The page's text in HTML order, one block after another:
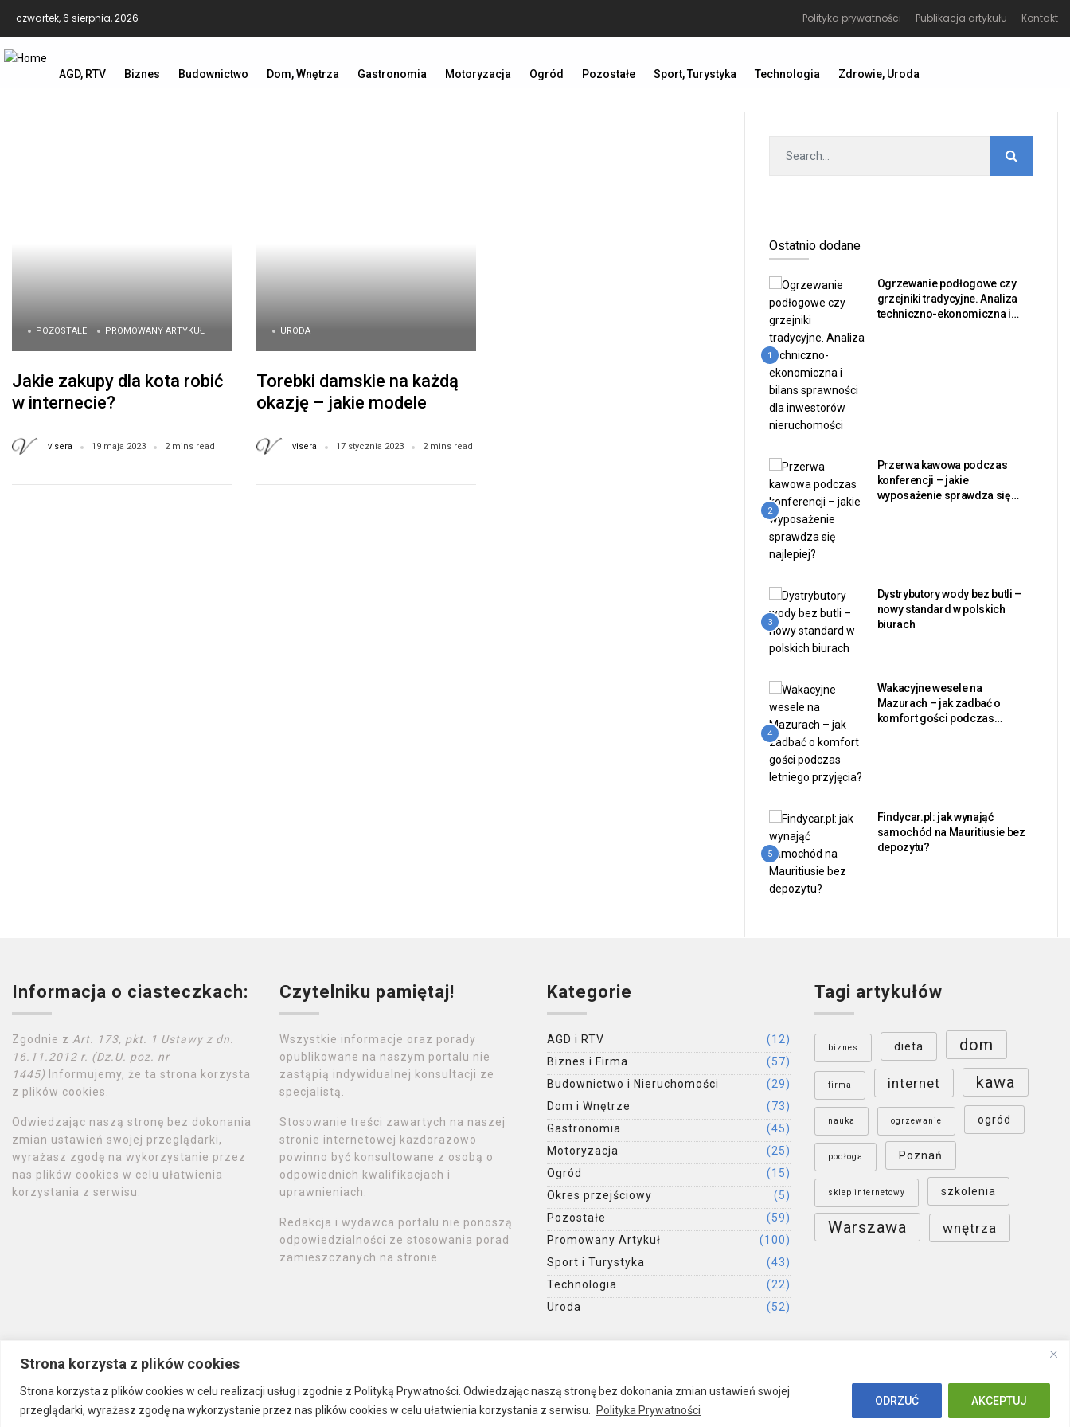
Strona korzysta z plików cookies
Strona korzysta z plików cookies w celu realizacji usług i zgodnie z Polityką Prywatności. Odwiedzając naszą stronę bez dokonania zmian ustawień swojej
przeglądarki, wyrażasz zgodę na wykorzystanie przez nas plików cookies w celu ułatwienia korzystania z serwisu.
Polityka Prywatności
ODRZUĆ AKCEPTUJ
czwartek, 6 sierpnia, 2026 Polityka prywatności Publikacja artykułu Kontakt
AGD, RTV Biznes Budownictwo Dom, Wnętrza Gastronomia Motoryzacja Ogród Pozostałe Sport, Turystyka Technologia Zdrowie, Uroda
POZOSTAŁE PROMOWANY ARTYKUŁ
Jakie zakupy dla kota robić
w internecie?
visera 19 maja 2023 2 mins read
URODA
Torebki damskie na każdą
okazję – jakie modele
visera 17 stycznia 2023 2 mins read
Ostatnio dodane
1
Ogrzewanie podłogowe czy
grzejniki tradycyjne. Analiza
techniczno-ekonomiczna i
2
Przerwa kawowa podczas
konferencji – jakie
wyposażenie sprawdza się
3
Dystrybutory wody bez butli –
nowy standard w polskich
biurach
4
Wakacyjne wesele na
Mazurach – jak zadbać o
komfort gości podczas
5
Findycar.pl: jak wynająć
samochód na Mauritiusie bez
depozytu?
Informacja o ciasteczkach:
Zgodnie z Art. 173, pkt. 1 Ustawy z dn.
16.11.2012 r. (Dz.U. poz. nr
1445) Informujemy, że ta strona korzysta
z plików cookies.
Odwiedzając naszą stronę bez dokonania
zmian ustawień swojej przeglądarki,
wyrażasz zgodę na wykorzystanie przez
nas plików cookies w celu ułatwienia
korzystania z serwisu.
Czytelniku pamiętaj!
Wszystkie informacje oraz porady
opublikowane na naszym portalu nie
zastąpią indywidualnej konsultacji ze
specjalistą.
Stosowanie treści zawartych na naszej
stronie internetowej każdorazowo
powinno być konsultowane z osobą o
odpowiednich kwalifikacjach i
uprawnieniach.
Redakcja i wydawca portalu nie ponoszą
odpowiedzialności ze stosowania porad
zamieszczanych na stronie.
Kategorie
AGD i RTV
(12)
Biznes i Firma
(57)
Budownictwo i Nieruchomości
(29)
Dom i Wnętrze
(73)
Gastronomia
(45)
Motoryzacja
(25)
Ogród
(15)
Okres przejściowy
(5)
Pozostałe
(59)
Promowany Artykuł
(100)
Sport i Turystyka
(43)
Technologia
(22)
Uroda
(52)
Tagi artykułów
biznes dieta dom
firma internet kawa
nauka ogrzewanie ogród
podłoga Poznań
sklep internetowy szkolenia
Warszawa wnętrza
Publikacja artykułu Kontakt